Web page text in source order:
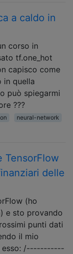
a caldo in
corso in
tf.one_hot
capisco come
in quella
può spiegarmi
???
neural-network
TensorFlow
delle
(ho
e sto provando
punti dati
il mio
esso: /-----------